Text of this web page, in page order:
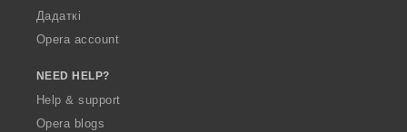
Дадаткі
Opera account
NEED HELP?
Help & support
Opera blogs